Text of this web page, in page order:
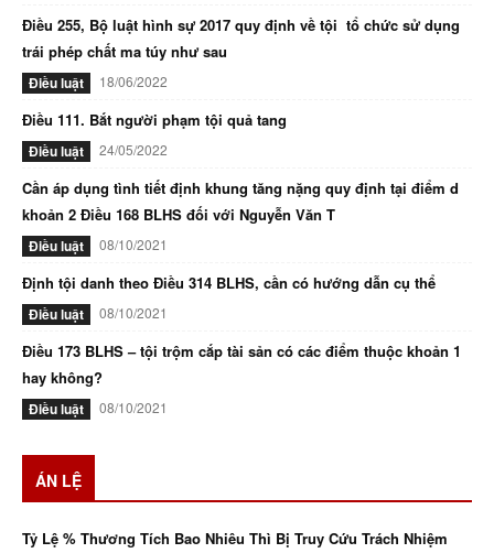
Điều 255, Bộ luật hình sự 2017 quy định về tội tổ chức sử dụng
trái phép chất ma túy như sau
Điều luật 18/06/2022
Điều 111. Bắt người phạm tội quả tang
Điều luật 24/05/2022
Cần áp dụng tình tiết định khung tăng nặng quy định tại điểm d
khoản 2 Điều 168 BLHS đối với Nguyễn Văn T
Điều luật 08/10/2021
Định tội danh theo Điều 314 BLHS, cần có hướng dẫn cụ thể
Điều luật 08/10/2021
Điều 173 BLHS – tội trộm cắp tài sản có các điểm thuộc khoản 1
hay không?
Điều luật 08/10/2021
ÁN LỆ
Tỷ Lệ % Thương Tích Bao Nhiêu Thì Bị Truy Cứu Trách Nhiệm